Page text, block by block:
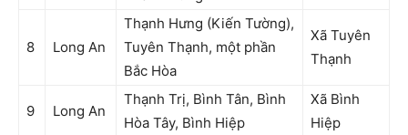
8 Long An
Thạnh Hưng (Kiến Tường),
Tuyên Thạnh, một phần
Bắc Hòa
Xã Tuyên
Thạnh
9 Long An
Thạnh Trị, Bình Tân, Bình
Hòa Tây, Bình Hiệp
Xã Bình
Hiệp